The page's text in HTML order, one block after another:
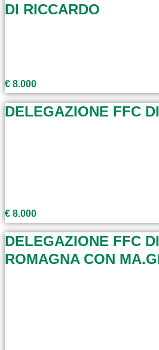
DI RICCARDO
€ 8.000
DELEGAZIONE FFC
€ 8.000
DELEGAZIONE FFC
ROMAGNA CON